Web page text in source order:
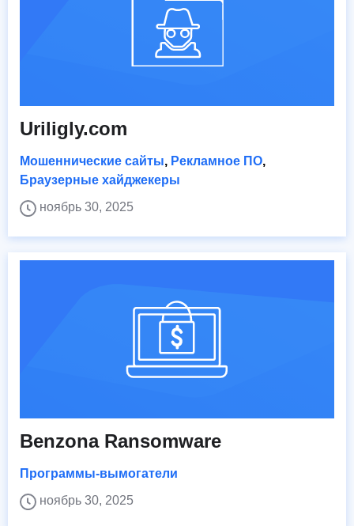
Uriligly.com
Мошеннические сайты, Рекламное ПО,
Браузерные хайджекеры
ноябрь 30, 2025
Benzona Ransomware
Программы-вымогатели
ноябрь 30, 2025